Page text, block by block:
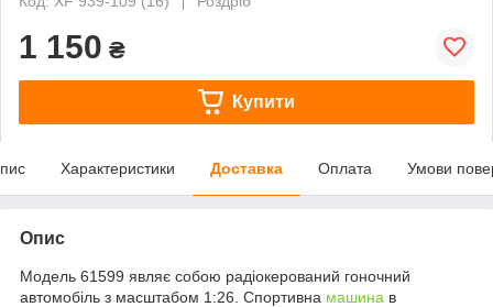
1 150 ₴
Купити
Характеристики Доставка Оплата Умови
Опис
Модель 61599 являє собою радіокерований гоночний
автомобіль з масштабом 1:26. Спортивна машина в